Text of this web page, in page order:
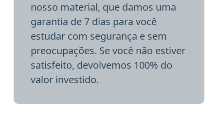
nosso material, que damos uma
garantia de 7 dias para você
estudar com segurança e sem
preocupações. Se você não estiver
satisfeito, devolvemos 100% do
valor investido.